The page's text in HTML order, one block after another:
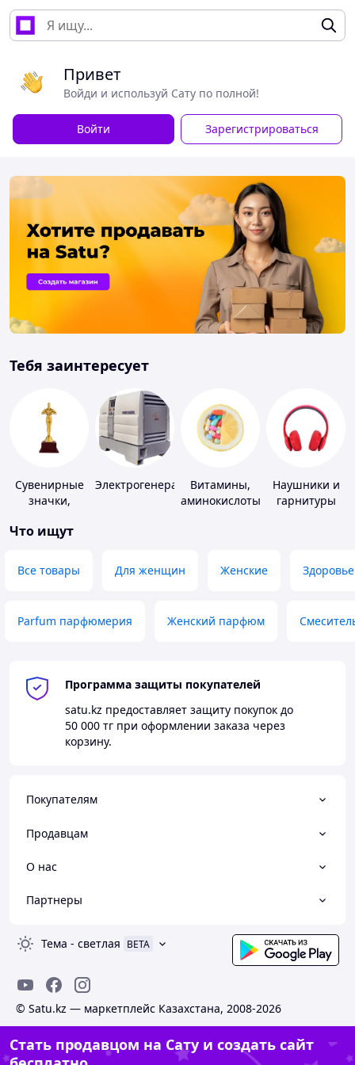
Привет
Войди и используй Сату по полной!
Войти Зарегистрироваться
Тебя заинтересует
Сувенирные
значки,
ЭлектрогенераторыВитамины,
аминокислоты
Наушники и
гарнитуры
Что ищут
Все товары Для женщин Женские Здоровье
Parfum парфюмерия Женский парфюм
Программа защиты покупателей
satu.kz предоставляет защиту покупок до
50 000 тг при оформлении заказа через
корзину.
Покупателям
Продавцам
О нас
Партнеры
Тема - светлая BETA
© Satu.kz — маркетплейс Казахстана, 2008-2026
Стать продавцом на Сату и создать сайт